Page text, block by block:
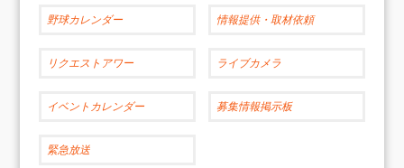
野球カレンダー 情報提供・取材依頼
リクエストアワー ライブカメラ
イベントカレンダー 募集情報掲示板
緊急放送